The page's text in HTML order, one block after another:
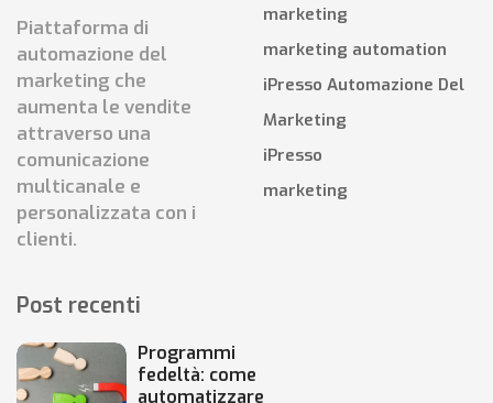
Piattaforma di
automazione del
marketing che
aumenta le vendite
attraverso una
comunicazione
multicanale e
personalizzata con i
clienti.
marketing
marketing automation
iPresso Automazione Del
Marketing
iPresso
marketing
Post recenti
Programmi
fedeltà: come
automatizzare